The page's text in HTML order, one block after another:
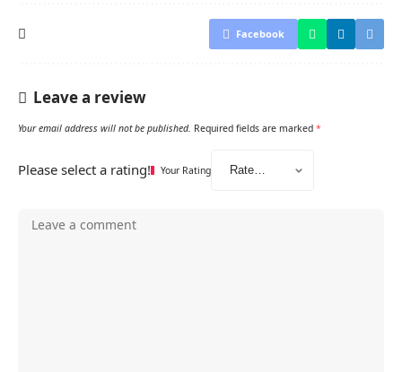
Facebook
Leave a review
Your email address will not be published. Required fields are marked *
Please select a rating! Your Rating